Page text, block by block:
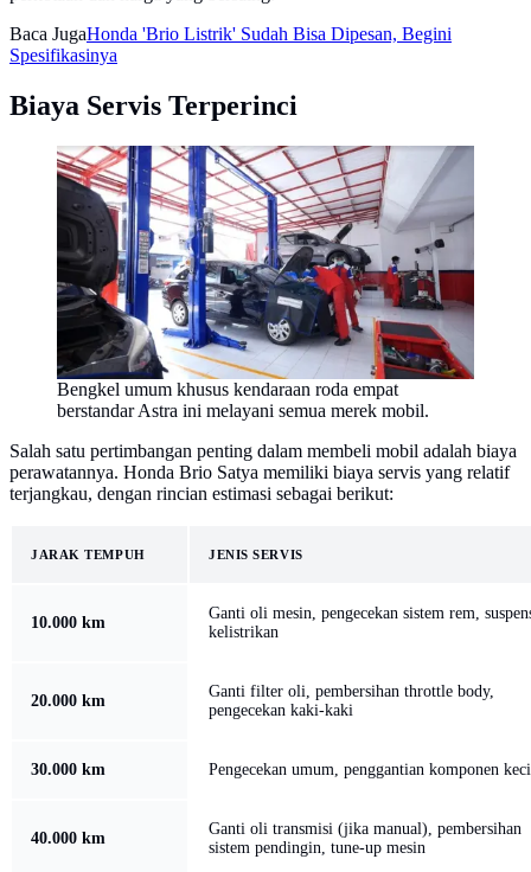
Baca JugaHonda 'Brio Listrik' Sudah Bisa Dipesan, Begini
Spesifikasinya
Biaya Servis Terperinci
Bengkel umum khusus kendaraan roda empat
berstandar Astra ini melayani semua merek mobil.
Salah satu pertimbangan penting dalam membeli mobil adalah biaya
perawatannya. Honda Brio Satya memiliki biaya servis yang relatif
terjangkau, dengan rincian estimasi sebagai berikut:
JARAK TEMPUH JENIS SERVIS
10.000 km
Ganti oli mesin, pengecekan sistem rem,
kelistrikan
20.000 km
Ganti filter oli, pembersihan throttle body,
pengecekan kaki-kaki
30.000 km Pengecekan umum, penggantian komponen
40.000 km
Ganti oli transmisi (jika manual), pembersihan
sistem pendingin, tune-up mesin